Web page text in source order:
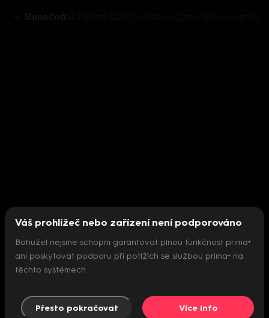
Slunečná
Nepodařilo se inicializovat přehrávač
Váš prohlížeč nebo zařízení není podporováno
Bohužel nejsme schopni garantovat plnou funkčnost prima+
ani poskytovat podporu při potížích se službou prima+ na
těchto systémech.
Přesto pokračovat Více info